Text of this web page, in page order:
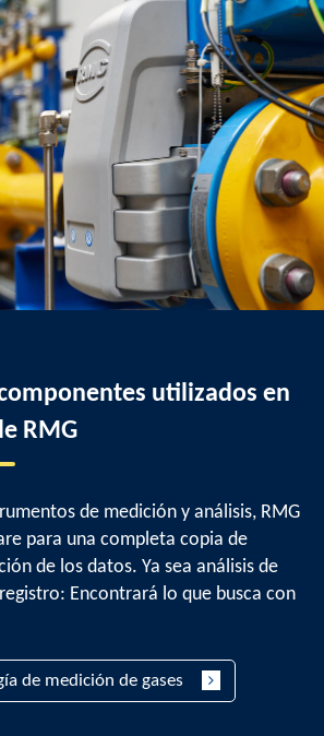
utilizados en
RMG
de medición y análisis, RMG
para una completa copia de
de los datos. Ya sea análisis de
Encontrará lo que busca con
de medición de gases